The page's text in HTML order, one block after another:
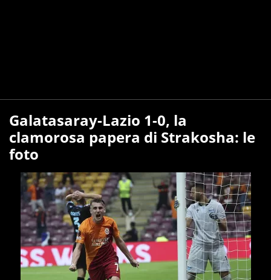
Galatasaray-Lazio 1-0, la
clamorosa papera di Strakosha: le
foto